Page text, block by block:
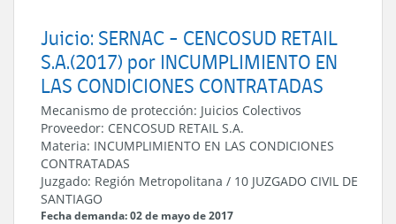
Juicio: SERNAC - CENCOSUD RETAIL
S.A.(2017) por INCUMPLIMIENTO EN
LAS CONDICIONES CONTRATADAS
Mecanismo de protección: Juicios Colectivos
Proveedor: CENCOSUD RETAIL S.A.
Materia: INCUMPLIMIENTO EN LAS CONDICIONES
CONTRATADAS
Juzgado: Región Metropolitana / 10 JUZGADO CIVIL DE
SANTIAGO
Fecha demanda: 02 de mayo de 2017